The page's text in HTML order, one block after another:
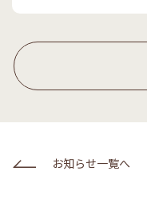
お知らせ一覧へ